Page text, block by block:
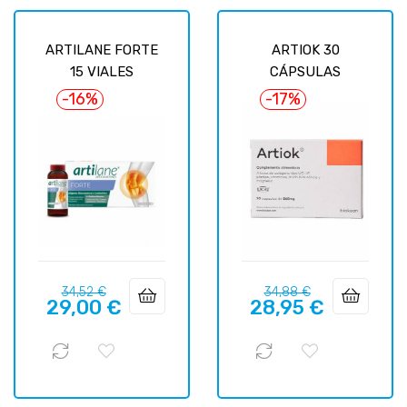
ARTILANE FORTE
15 VIALES
-16%
Precio
regular
34,52 €Precio
29,00 €
ARTIOK 30
CÁPSULAS
-17%
Precio
regular
34,88 €Precio
28,95 €